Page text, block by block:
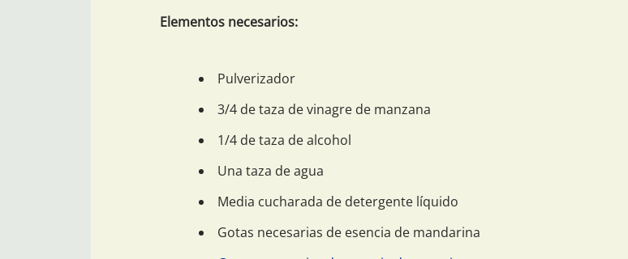
Elementos necesarios:
Pulverizador
3/4 de taza de vinagre de manzana
1/4 de taza de alcohol
Una taza de agua
Media cucharada de detergente líquido
Gotas necesarias de esencia de mandarina